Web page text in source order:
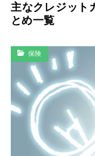
主なクレジット
とめ一覧
保険